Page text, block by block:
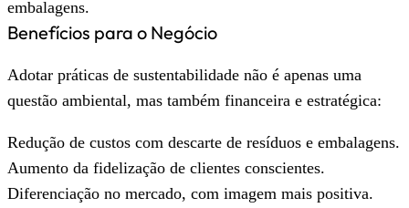
embalagens.
Benefícios para o Negócio
Adotar práticas de sustentabilidade não é apenas uma
questão ambiental, mas também financeira e estratégica:
Redução de custos com descarte de resíduos e embalagens.
Aumento da fidelização de clientes conscientes.
Diferenciação no mercado, com imagem mais positiva.